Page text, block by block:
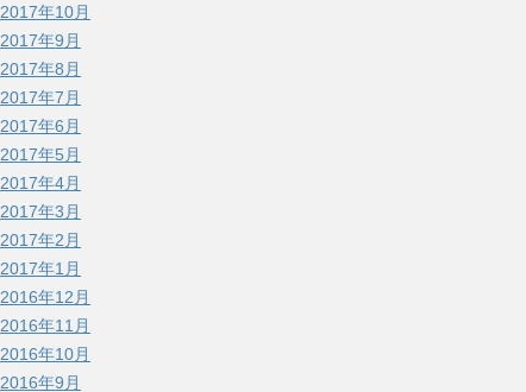
2017年10月
2017年9月
2017年8月
2017年7月
2017年6月
2017年5月
2017年4月
2017年3月
2017年2月
2017年1月
2016年12月
2016年11月
2016年10月
2016年9月